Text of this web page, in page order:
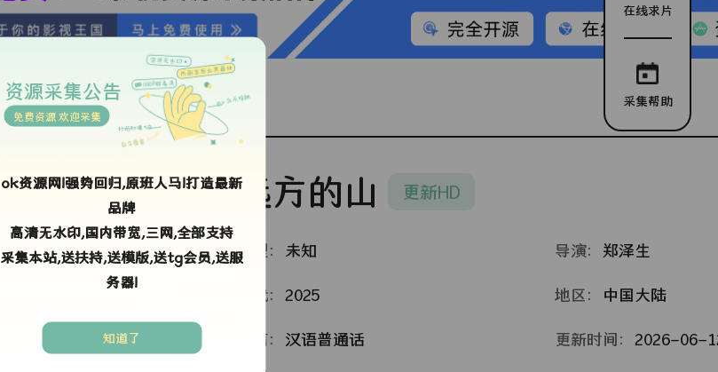
远方的山 更新HD
类型： 未知 导演： 郑泽生
年代： 2025 地区： 中国大陆
语言： 汉语普通话 更新时间： 2026-06-
在线求片
采集帮助
资源采集公告
免费资源 欢迎采集
ok资源网!强势回归,原班人马!打造最新
品牌
高清无水印,国内带宽,三网,全部支持
采集本站,送扶持,送模版,送tg会员,送服
务器!
知道了